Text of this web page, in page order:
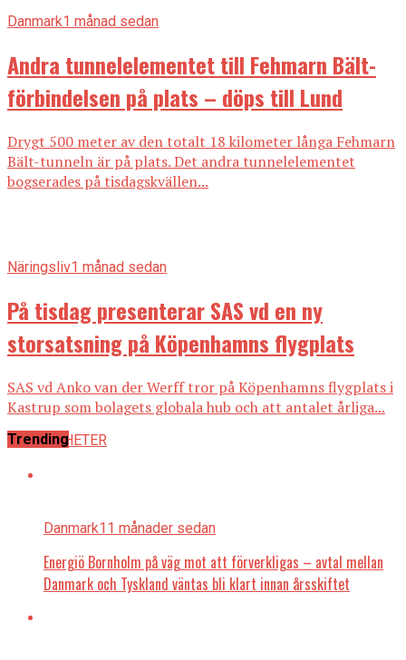
Danmark1 månad sedan
Andra tunnelelementet till Fehmarn Bält-
förbindelsen på plats – döps till Lund
Drygt 500 meter av den totalt 18 kilometer långa Fehmarn
Bält-tunneln är på plats. Det andra tunnelelementet
bogserades på tisdagskvällen...
Näringsliv1 månad sedan
På tisdag presenterar SAS vd en ny
storsatsning på Köpenhamns flygplats
SAS vd Anko van der Werff tror på Köpenhamns flygplats i
Kastrup som bolagets globala hub och att antalet årliga...
ALLA NYHETER
Trending
Danmark11 månader sedan
Energiö Bornholm på väg mot att förverkligas – avtal mellan
Danmark och Tyskland väntas bli klart innan årsskiftet